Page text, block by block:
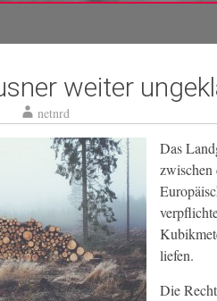
weiter
netnrd
Das
zwischen
liefen.
Die